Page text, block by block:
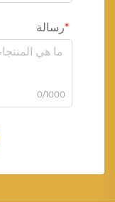
رسالة
0/1000